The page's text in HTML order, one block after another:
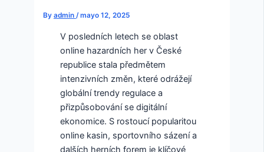
By admin /mayo 12, 2025
V posledních letech se oblast
online hazardních her v České
republice stala předmětem
intenzivních změn, které odrážejí
globální trendy regulace a
přizpůsobování se digitální
ekonomice. S rostoucí popularitou
online kasin, sportovního sázení a
dalších herních forem je klíčové